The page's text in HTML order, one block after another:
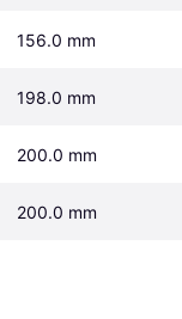
156.0 mm
198.0 mm
200.0 mm
200.0 mm